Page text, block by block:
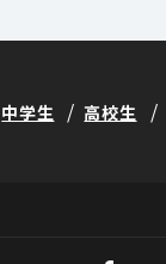
中学生 高校生